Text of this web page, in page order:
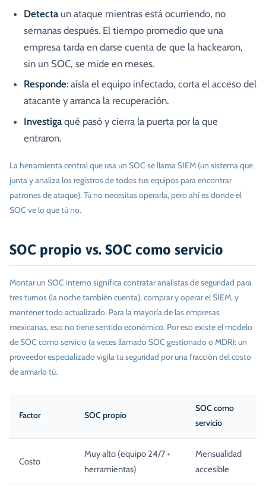
Detecta un ataque mientras está ocurriendo, no
semanas después. El tiempo promedio que una
empresa tarda en darse cuenta de que la hackearon,
sin un SOC, se mide en meses.
Responde: aísla el equipo infectado, corta el acceso del
atacante y arranca la recuperación.
Investiga qué pasó y cierra la puerta por la que
entraron.
La herramienta central que usa un SOC se llama SIEM (un sistema que
junta y analiza los registros de todos tus equipos para encontrar
patrones de ataque). Tú no necesitas operarla, pero ahí es donde el
SOC ve lo que tú no.
SOC propio vs. SOC como servicio
Montar un SOC interno significa contratar analistas de seguridad para
tres turnos (la noche también cuenta), comprar y operar el SIEM, y
mantener todo actualizado. Para la mayoría de las empresas
mexicanas, eso no tiene sentido económico. Por eso existe el modelo
de SOC como servicio (a veces llamado SOC gestionado o MDR): un
proveedor especializado vigila tu seguridad por una fracción del costo
de armarlo tú.
Factor SOC propio
SOC como
servicio
Costo
Muy alto (equipo 24/7 +
herramientas)
Mensualidad
accesible